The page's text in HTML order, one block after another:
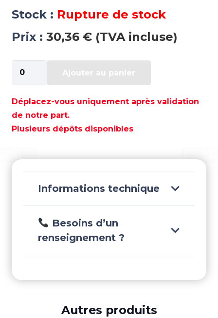
Stock : Rupture de stock
Prix : 30,36 € (TVA incluse)
de
Ajouter au panier
Déplacez-vous uniquement après validation
de notre part.
Plusieurs dépôts disponibles
Informations technique
Besoins d’un
renseignement ?
Autres produits